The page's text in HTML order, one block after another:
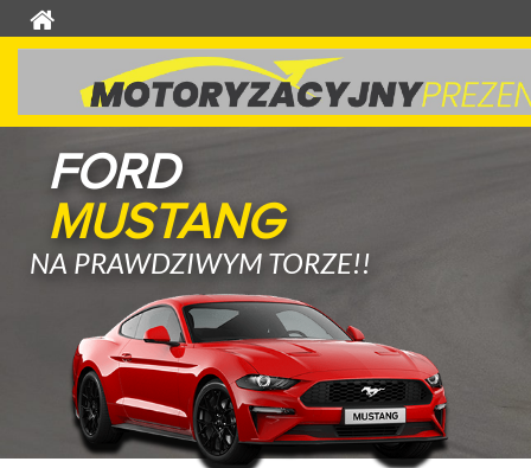
FORD
MUSTANG
NA PRAWDZIWYM TORZE!!